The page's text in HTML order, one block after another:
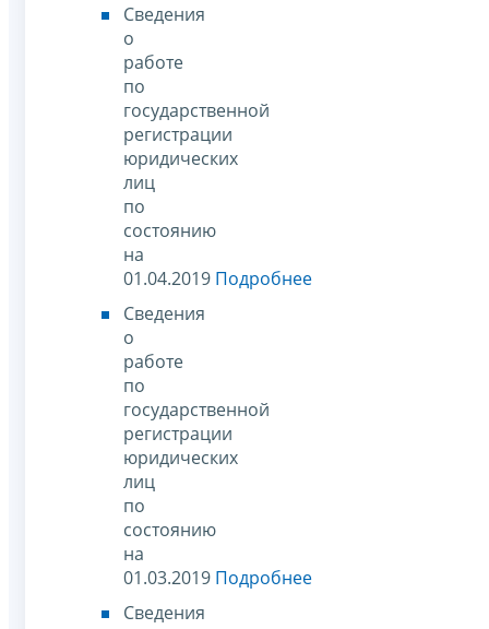
Сведения
о
работе
по
государственной
регистрации
юридических
лиц
по
состоянию
на
01.04.2019 Подробнее
Сведения
о
работе
по
государственной
регистрации
юридических
лиц
по
состоянию
на
01.03.2019 Подробнее
Сведения